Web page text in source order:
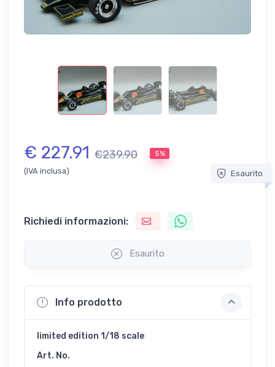
€ 227.91 €239.90 5%
(IVA inclusa) Esaurito
Richiedi informazioni:
Esaurito
Info prodotto
limited edition 1/18 scale
Art. No.